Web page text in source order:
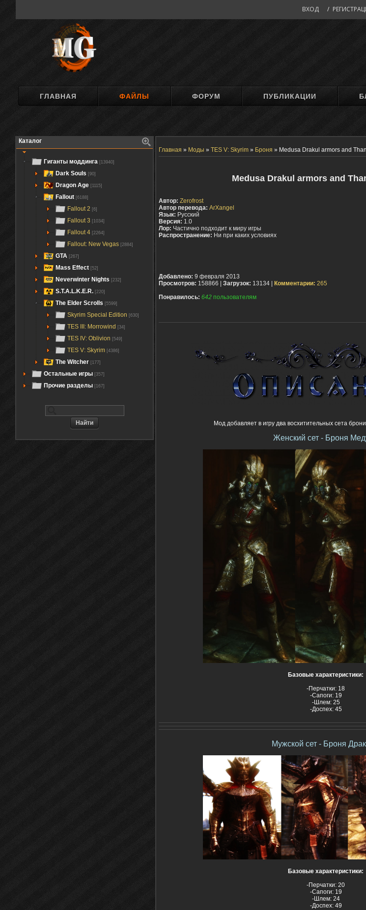
ВХОД /
ГЛАВНАЯ ФАЙЛЫ ФОРУМ ПУБЛИКАЦИИ
Каталог
Гиганты моддинга [13940]
Dark Souls [90]
Dragon Age [1115]
Fallout [6188]
Fallout 2 [6]
Fallout 3 [1034]
Fallout 4 [2264]
Fallout: New Vegas [2884]
GTA [267]
Mass Effect [52]
Neverwinter Nights [232]
S.T.A.L.K.E.R. [220]
The Elder Scrolls [5599]
Skyrim Special Edition [630]
TES III: Morrowind [34]
TES IV: Oblivion [549]
TES V: Skyrim [4386]
The Witcher [177]
Остальные игры [357]
Прочие разделы [167]
Главная » Моды » TES V: Skyrim » Броня » Medusa Drakul armors and
Medusa Drakul armors and
Автор: Zerofrost
Автор перевода: ArXangel
Язык: Русский
Версия: 1.0
Лор: Частично подходит к миру игры
Распространение: Ни при каких условиях
Добавлено: 9 февраля 2013
Просмотров: 158866 | Загрузок: 13134 | Комментарии: 265
Понравилось: 642 пользователям
Мод добавляет в игру два восхитительных сета
Женский сет - Броня
Базовые характеристики:
-Перчатки: 18
-Сапоги: 19
-Шлем: 25
-Доспех: 45
Мужской сет - Броня
Базовые характеристики:
-Перчатки: 20
-Сапоги: 19
-Шлем: 24
-Доспех: 49